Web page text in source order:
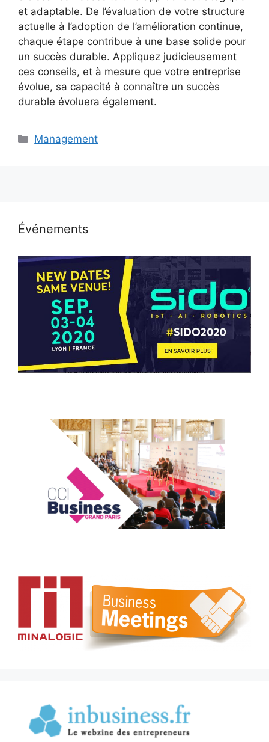
et adaptable. De l’évaluation de votre structure
actuelle à l’adoption de l’amélioration continue,
chaque étape contribue à une base solide pour
un succès durable. Appliquez judicieusement
ces conseils, et à mesure que votre entreprise
évolue, sa capacité à connaître un succès
durable évoluera également.
Catégories
Management
Événements